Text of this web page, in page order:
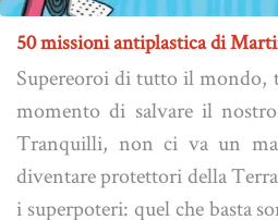
50 missioni antiplastica di
Supereoroi di tutto il mondo,
momento di salvare il
Tranquilli, non ci va un
diventare protettori della
i superpoteri: quel che basta